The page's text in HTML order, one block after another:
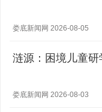
娄底新闻网 2026-08-05
涟源：困境儿童研
娄底新闻网 2026-08-03